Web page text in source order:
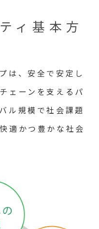
ィ基本方
は、安全で安定し
ェーンを支えるパ
ル規模で社会課題
適かつ豊かな社会